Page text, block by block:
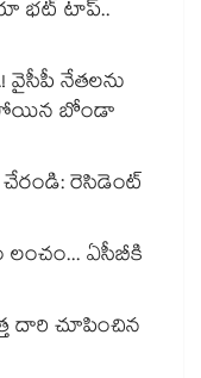
భట్ టాప్..
నేతలను
బోండా
చేరండి: రెసిడెంట్
ఏసీబీకి
దారి చూపించిన